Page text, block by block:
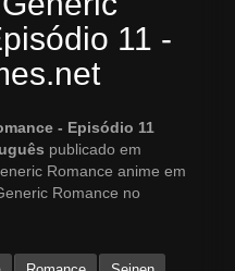
11 -
- Episódio 11
publicado em
Romance anime em
Romance no